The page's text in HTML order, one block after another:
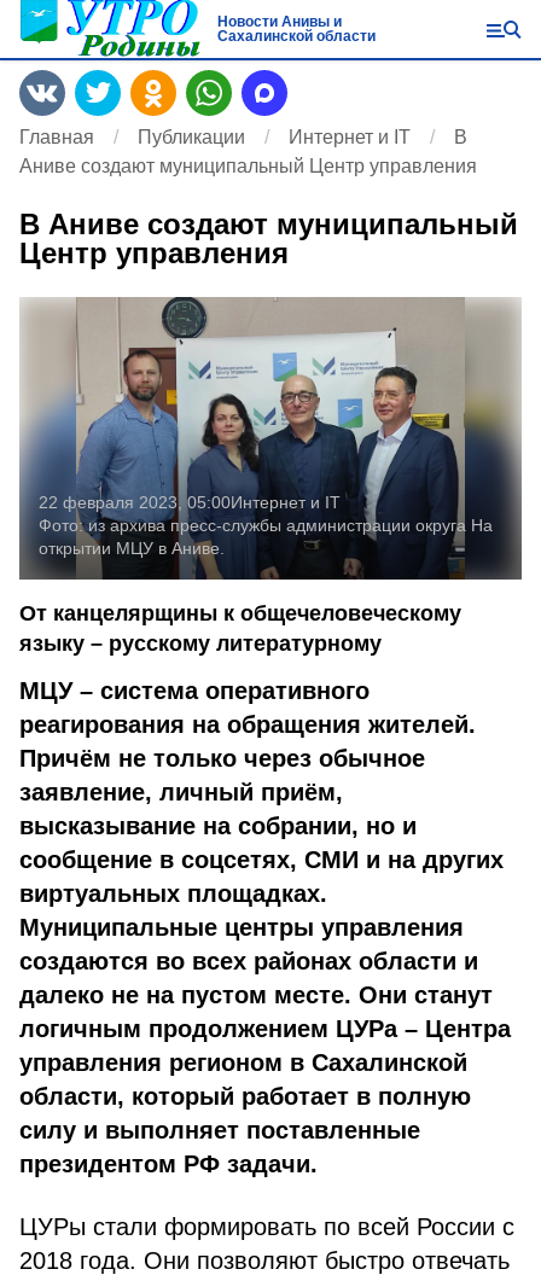
Новости Анивы и
Сахалинской области
Главная Публикации Интернет и IT
В
Аниве создают муниципальный Центр управления
В Аниве создают муниципальный
Центр управления
22 февраля 2023, 05:00Интернет и IT
Фото:из архива пресс-службы администрации округа На
открытии МЦУ в Аниве.
От канцелярщины к общечеловеческому
языку – русскому литературному
МЦУ – система оперативного
реагирования на обращения жителей.
Причём не только через обычное
заявление, личный приём,
высказывание на собрании, но и
сообщение в соцсетях, СМИ и на других
виртуальных площадках.
Муниципальные центры управления
создаются во всех районах области и
далеко не на пустом месте. Они станут
логичным продолжением ЦУРа – Центра
управления регионом в Сахалинской
области, который работает в полную
силу и выполняет поставленные
президентом РФ задачи.
ЦУРы стали формировать по всей России с
2018 года. Они позволяют быстро отвечать